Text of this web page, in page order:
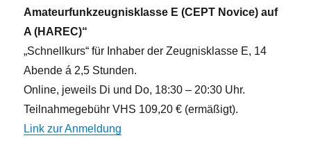
Amateurfunkzeugnisklasse E (CEPT Novice) auf
A (HAREC)“
„Schnellkurs“ für Inhaber der Zeugnisklasse E, 14
Abende á 2,5 Stunden.
Online, jeweils Di und Do, 18:30 – 20:30 Uhr.
Teilnahmegebühr VHS 109,20 € (ermäßigt).
Link zur Anmeldung